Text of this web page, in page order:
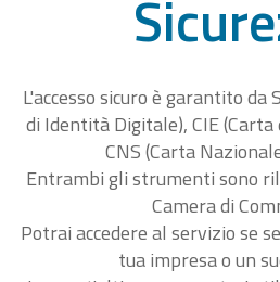
L'accesso sicuro è garantito da
di Identità Digitale), CIE
CNS (Carta
Entrambi gli strumenti sono
Camera di
Potrai accedere al servizio se
tua impresa o un